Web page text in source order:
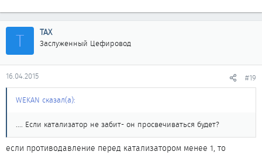
Т ТАХ
Заслуженный Цефировод
16.04.2015 #19
WEKAN сказал(а):
.... Если катализатор не забит- он просвечиваться будет?
если противодавление перед катализатором менее 1, то